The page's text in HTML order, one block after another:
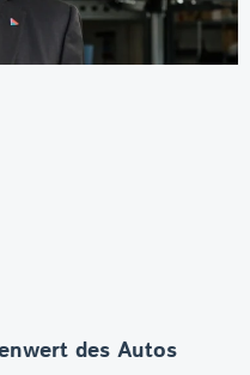
des Autos